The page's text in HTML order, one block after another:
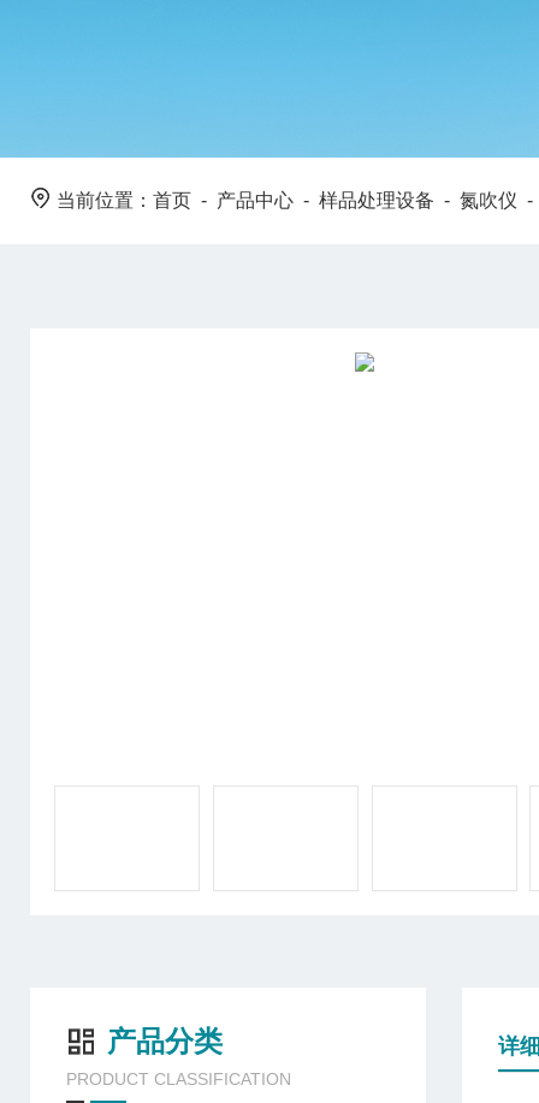
当前位置： 首页 - 产品中心 - 样品处理设备 - 氮吹仪
产品分类
PRODUCT CLASSIFICATION
详